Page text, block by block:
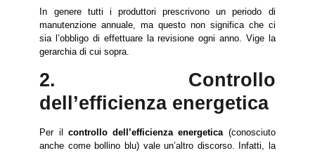
In genere tutti i produttori prescrivono un periodo di
manutenzione annuale, ma questo non significa che ci
sia l’obbligo di effettuare la revisione ogni anno. Vige la
gerarchia di cui sopra.
2. Controllo
dell’efficienza energetica
Per il controllo dell’efficienza energetica (conosciuto
anche come bollino blu) vale un’altro discorso. Infatti, la